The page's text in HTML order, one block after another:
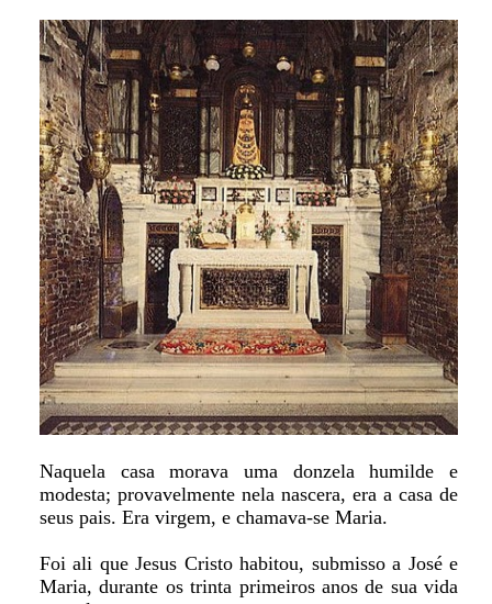
Naquela casa morava uma donzela humilde e
modesta; provavelmente nela nascera, era a casa de
seus pais. Era virgem, e chamava-se Maria.
Foi ali que Jesus Cristo habitou, submisso a José e
Maria, durante os trinta primeiros anos de sua vida